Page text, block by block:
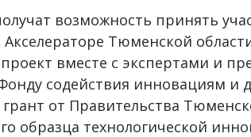
возможность принять
Тюменской
вместе с экспертами и
содействия инновациям и
от Правительства
образца технологической